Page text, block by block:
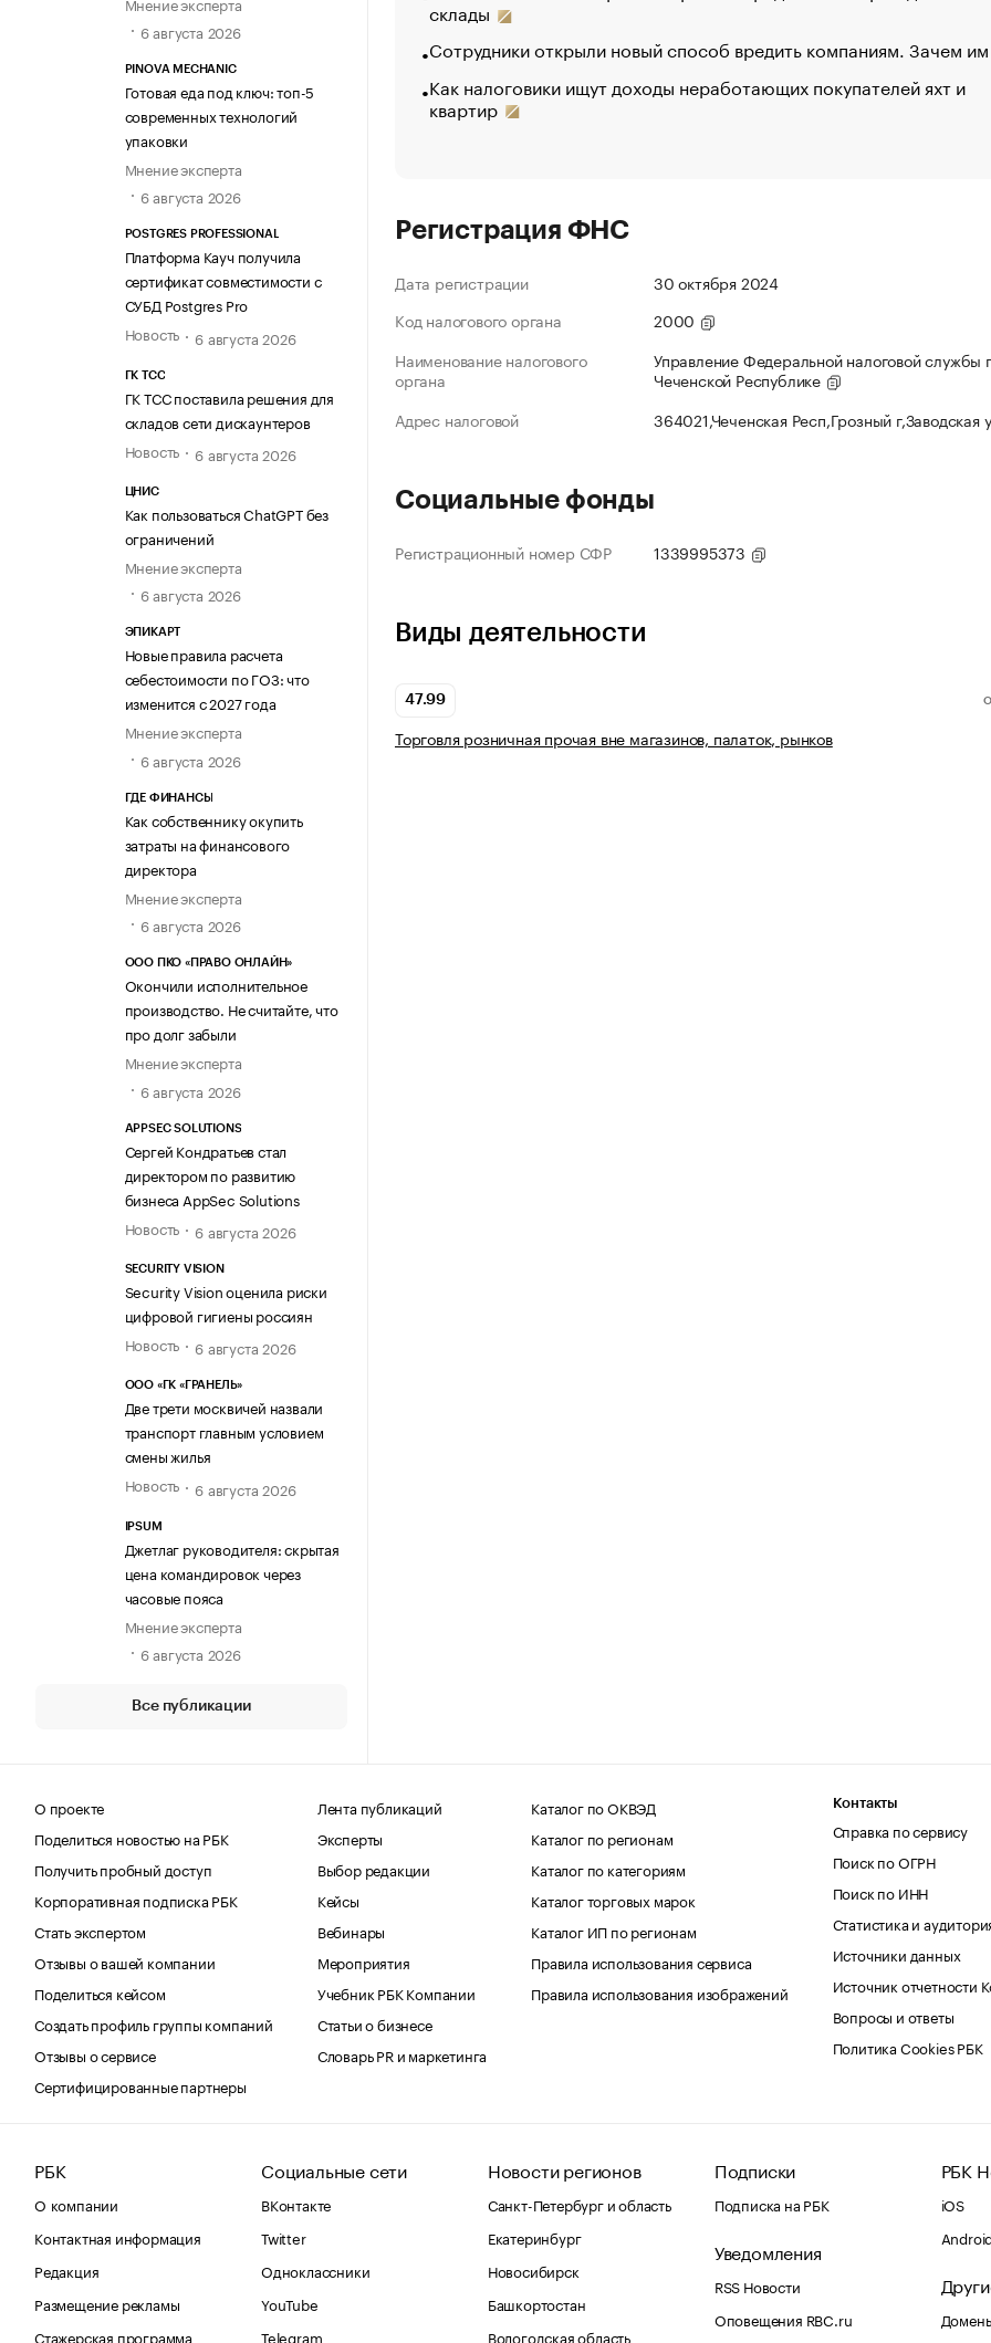
6 августа 2026
PINOVA MECHANIC
Готовая еда под ключ: топ-5
современных технологий
упаковки
Мнение эксперта
6 августа 2026
POSTGRES PROFESSIONAL
Платформа Кауч получила
сертификат совместимости с
СУБД Postgres Pro
Новость
6 августа 2026
ГК ТСС
ГК ТСС поставила решения для
складов сети дискаунтеров
Новость
6 августа 2026
ЦНИС
Как пользоваться ChatGPT без
ограничений
Мнение эксперта
6 августа 2026
ЭПИКАРТ
Новые правила расчета
себестоимости по ГОЗ: что
изменится с 2027 года
Мнение эксперта
6 августа 2026
ГДЕ ФИНАНСЫ
Как собственнику окупить
затраты на финансового
директора
Мнение эксперта
6 августа 2026
ООО ПКО «ПРАВО ОНЛАЙН»
Окончили исполнительное
производство. Не считайте, что
про долг забыли
Мнение эксперта
6 августа 2026
APPSEC SOLUTIONS
Сергей Кондратьев стал
директором по развитию
бизнеса AppSec Solutions
Новость
6 августа 2026
SECURITY VISION
Security Vision оценила риски
цифровой гигиены россиян
Новость
6 августа 2026
ООО «ГК «ГРАНЕЛЬ»
Две трети москвичей назвали
транспорт главным условием
смены жилья
Новость
6 августа 2026
IPSUM
Джетлаг руководителя: скрытая
цена командировок через
часовые пояса
Мнение эксперта
6 августа 2026
Все публикации
склады
Сотрудники открыли новый способ вредить компаниям. Зачем
Как налоговики ищут доходы неработающих покупателей яхт и
квартир
Регистрация ФНС
Дата регистрации
30 октября 2024
Код налогового органа
2000
Наименование налогового
органа
Управление Федеральной налоговой службы
Чеченской Республике
Адрес налоговой
364021,Чеченская Респ,Грозный г,Заводская
Социальные фонды
Регистрационный номер СФР 1339995373
Виды деятельности
47.99
Торговля розничная прочая вне магазинов, палаток, рынков
О проекте
Поделиться новостью на РБК
Получить пробный доступ
Корпоративная подписка РБК
Стать экспертом
Отзывы о вашей компании
Поделиться кейсом
Создать профиль группы компаний
Отзывы о сервисе
Сертифицированные партнеры
Лента публикаций
Эксперты
Выбор редакции
Кейсы
Вебинары
Мероприятия
Учебник РБК Компании
Статьи о бизнесе
Словарь PR и маркетинга
Каталог по ОКВЭД
Каталог по регионам
Каталог по категориям
Каталог торговых марок
Каталог ИП по регионам
Правила использования сервиса
Правила использования изображений
Контакты
Справка по сервису
Поиск по ОГРН
Поиск по ИНН
Статистика и
Источники данных
Источник отчетности
Вопросы и ответы
Политика Cookies РБК
РБК
О компании
Контактная информация
Редакция
Размещение рекламы
Стажерская программа
Социальные сети
ВКонтакте
Twitter
Одноклассники
YouTube
Telegram
Новости регионов
Санкт-Петербург и область
Екатеринбург
Новосибирск
Башкортостан
Вологодская область
Подписки
Подписка на РБК
Уведомления
RSS Новости
Оповещения RBC.ru
РБК
iOS